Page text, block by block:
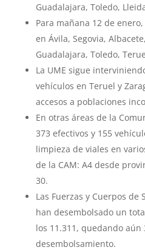
Guadalajara, Toledo,
Para mañana 12 de
en Ávila, Segovia,
Guadalajara, Toledo,
La UME sigue
vehículos en Teruel y
accesos a poblaciones
En otras áreas de la
373 efectivos y 155
limpieza de viales en
de la CAM: A4 desde
30.
Las Fuerzas y Cuerpos de
han desembolsado un
los 11.311, quedando
desembolsamiento.